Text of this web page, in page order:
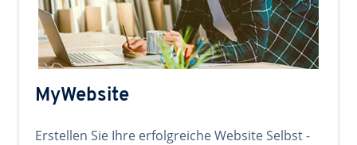
MyWebsite
Erstellen Sie Ihre erfolgreiche Website Selbst -